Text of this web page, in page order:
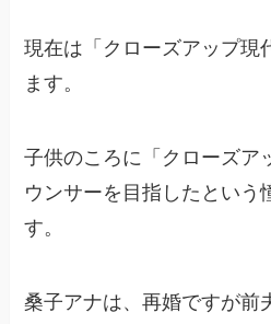
現在は「クローズアップ現
ます。
子供のころに「クローズア
ウンサーを目指したという
す。
桑子アナは、再婚ですが前